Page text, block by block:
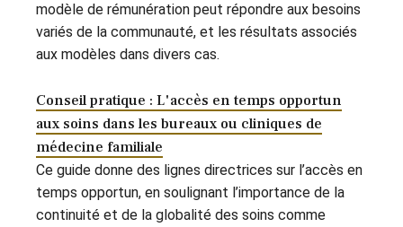
modèle de rémunération peut répondre aux besoins
variés de la communauté, et les résultats associés
aux modèles dans divers cas.
Conseil pratique : L'accès en temps opportun
aux soins dans les bureaux ou cliniques de
médecine familiale
Ce guide donne des lignes directrices sur l’accès en
temps opportun, en soulignant l’importance de la
continuité et de la globalité des soins comme